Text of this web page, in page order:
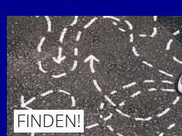
FINDEN!